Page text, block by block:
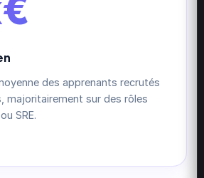
des apprenants recrutés
majoritairement sur des rôles
SRE.